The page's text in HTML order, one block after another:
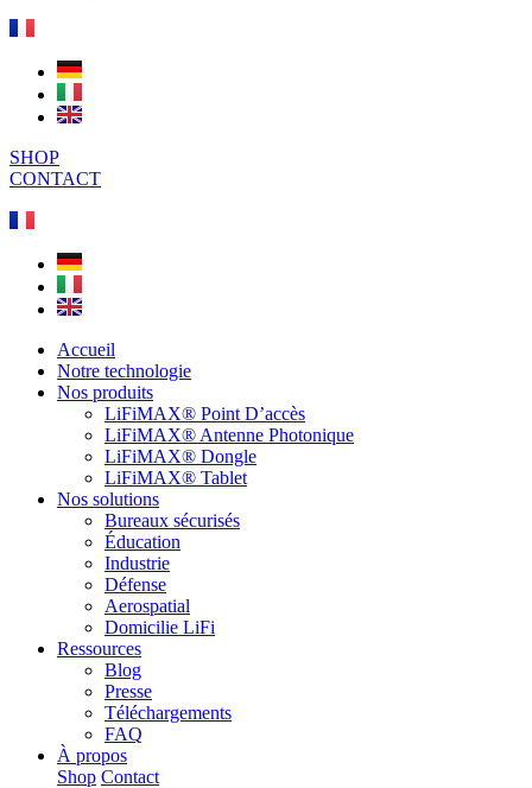
SHOP
CONTACT
Accueil
Notre technologie
Nos produits
LiFiMAX® Point D’accès
LiFiMAX® Antenne Photonique
LiFiMAX® Dongle
LiFiMAX® Tablet
Nos solutions
Bureaux sécurisés
Éducation
Industrie
Défense
Aerospatial
Domicilie LiFi
Ressources
Blog
Presse
Téléchargements
FAQ
À propos
Shop Contact